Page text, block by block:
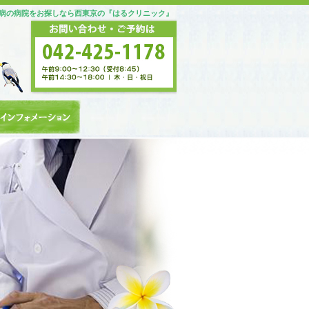
の病院をお探しなら西東京の『はるクリニック』